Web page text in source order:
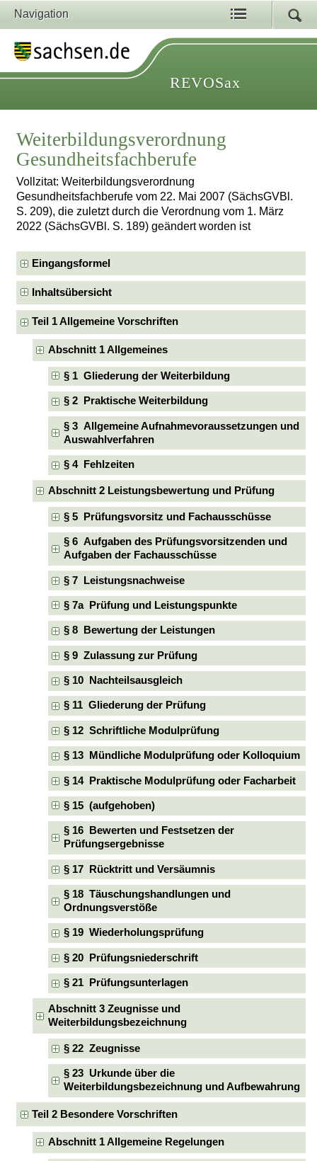
Navigation
REVOSax
Weiterbildungsverordnung
Gesundheitsfachberufe
Vollzitat: Weiterbildungsverordnung
Gesundheitsfachberufe vom 22. Mai 2007 (SächsGVBl.
S. 209), die zuletzt durch die Verordnung vom 1. März
2022 (SächsGVBl. S. 189) geändert worden ist
Eingangsformel
Inhaltsübersicht
Teil 1 Allgemeine Vorschriften
Abschnitt 1 Allgemeines
§ 1 Gliederung der Weiterbildung
§ 2 Praktische Weiterbildung
§ 3 Allgemeine Aufnahmevoraussetzungen und
Auswahlverfahren
§ 4 Fehlzeiten
Abschnitt 2 Leistungsbewertung und Prüfung
§ 5 Prüfungsvorsitz und Fachausschüsse
§ 6 Aufgaben des Prüfungsvorsitzenden und
Aufgaben der Fachausschüsse
§ 7 Leistungsnachweise
§ 7a Prüfung und Leistungspunkte
§ 8 Bewertung der Leistungen
§ 9 Zulassung zur Prüfung
§ 10 Nachteilsausgleich
§ 11 Gliederung der Prüfung
§ 12 Schriftliche Modulprüfung
§ 13 Mündliche Modulprüfung oder Kolloquium
§ 14 Praktische Modulprüfung oder Facharbeit
§ 15 (aufgehoben)
§ 16 Bewerten und Festsetzen der
Prüfungsergebnisse
§ 17 Rücktritt und Versäumnis
§ 18 Täuschungshandlungen und
Ordnungsverstöße
§ 19 Wiederholungsprüfung
§ 20 Prüfungsniederschrift
§ 21 Prüfungsunterlagen
Abschnitt 3 Zeugnisse und
Weiterbildungsbezeichnung
§ 22 Zeugnisse
§ 23 Urkunde über die
Weiterbildungsbezeichnung und Aufbewahrung
Teil 2 Besondere Vorschriften
Abschnitt 1 Allgemeine Regelungen